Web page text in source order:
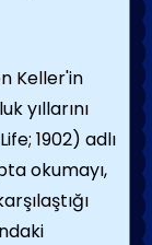
Keller'in
yıllarını
1902) adlı
okumayı,